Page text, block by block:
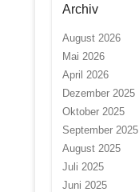
Archiv
August 2026
Mai 2026
April 2026
Dezember 2025
Oktober 2025
September 2025
August 2025
Juli 2025
Juni 2025